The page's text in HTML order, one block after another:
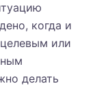
когда и
или
делать